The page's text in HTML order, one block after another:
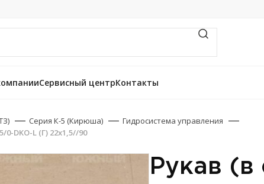
Сервисный центрКонтакты
Серия К-5 (Кирюша)
Гидросистема управления
0-DKO-L (Г) 22х1,5//90
Рукав (в